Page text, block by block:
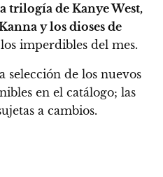
trilogía de Kanye West,
y los dioses de
imperdibles del mes.
selección de los nuevos
en el catálogo; las
a cambios.